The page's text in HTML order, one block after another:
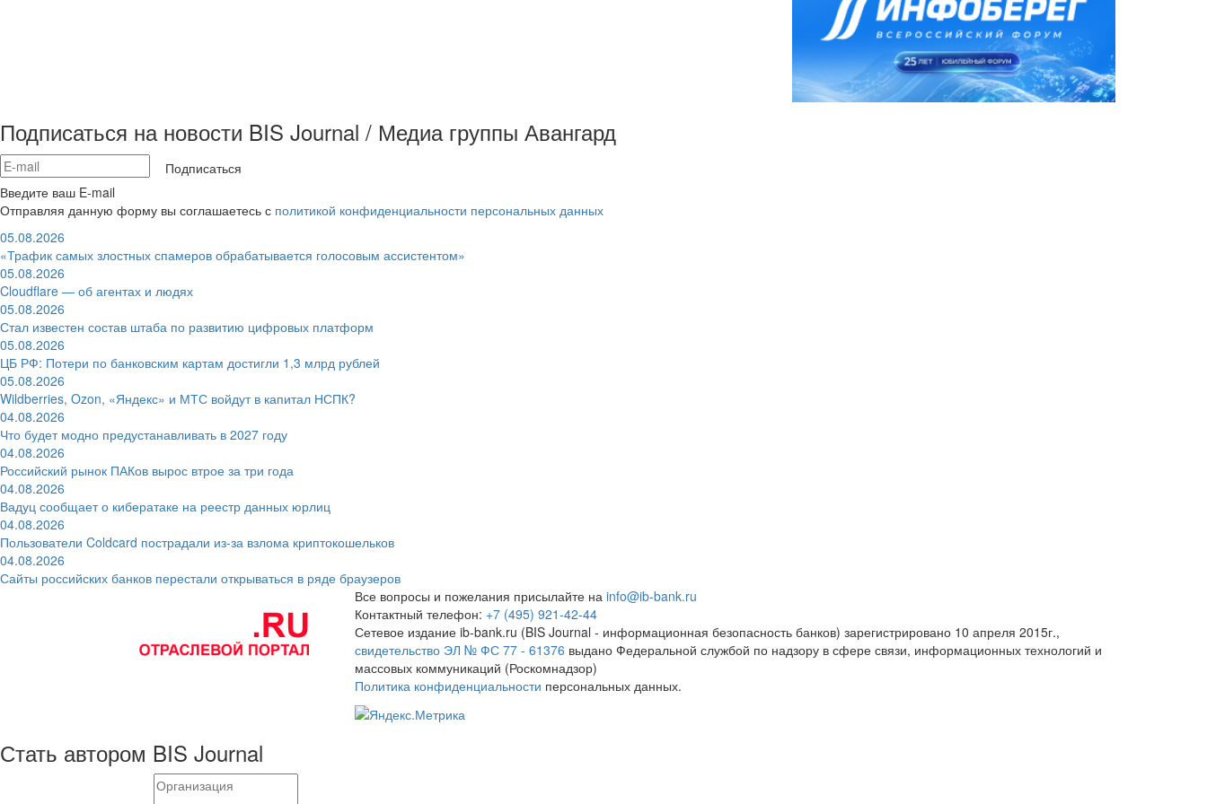
Подписаться на новости BIS Journal / Медиа группы Авангард
Подписаться
Введите ваш E-mail
Отправляя данную форму вы соглашаетесь с политикой конфиденциальности персональных данных
05.08.2026
«Трафик самых злостных спамеров обрабатывается голосовым ассистентом»
05.08.2026
Cloudflare — об агентах и людях
05.08.2026
Стал известен состав штаба по развитию цифровых платформ
05.08.2026
ЦБ РФ: Потери по банковским картам достигли 1,3 млрд рублей
05.08.2026
Wildberries, Ozon, «Яндекс» и МТС войдут в капитал НСПК?
04.08.2026
Что будет модно предустанавливать в 2027 году
04.08.2026
Российский рынок ПАКов вырос втрое за три года
04.08.2026
Вадуц сообщает о кибератаке на реестр данных юрлиц
04.08.2026
Пользователи Coldcard пострадали из-за взлома криптокошельков
04.08.2026
Сайты российских банков перестали открываться в ряде браузеров
Все вопросы и пожелания присылайте на info@ib-bank.ru
Контактный телефон: +7 (495) 921-42-44
Сетевое издание ib-bank.ru (BIS Journal - информационная безопасность банков) зарегистрировано 10 апреля 2015г.,
свидетельство ЭЛ № ФС 77 - 61376 выдано Федеральной службой по надзору в сфере связи, информационных технологий и
массовых коммуникаций (Роскомнадзор)
Политика конфиденциальности персональных данных.
Стать автором BIS Journal